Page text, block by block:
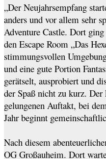
„Der Neujahrsempfang
anders und vor allem sehr
Adventure Castle. Dort
den Escape Room „Das
stimmungsvollen
und eine gute Portion
gerätselt, ausprobiert und
der Spaß nicht zu kurz. Der
gelungenen Auftakt, bei
Jahr beginnt
Nach diesem
OG Großauheim. Dort